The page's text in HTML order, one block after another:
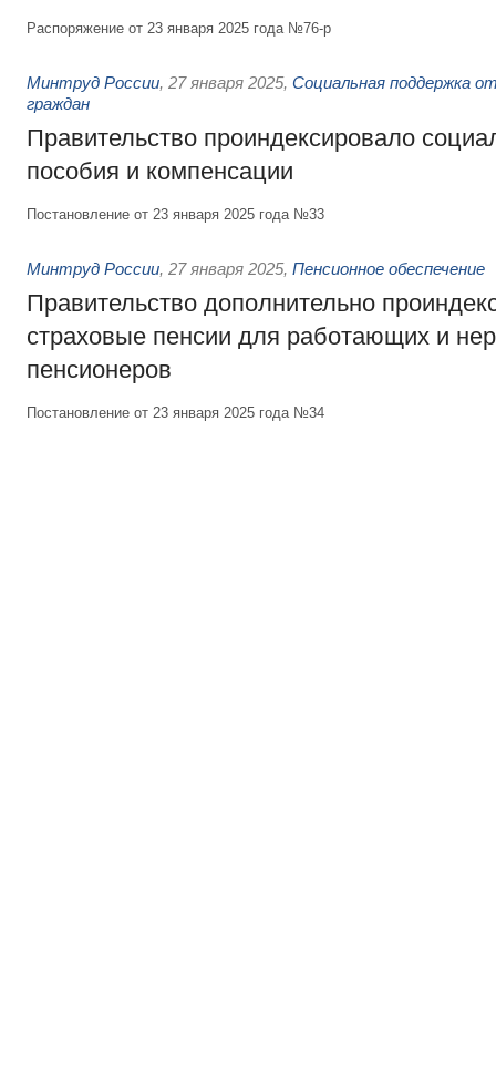
Распоряжение от 23 января 2025 года №76-р
Минтруд России, 27 января 2025, Социальная поддержка
граждан
Правительство проиндексировало
пособия и компенсации
Постановление от 23 января 2025 года №33
Минтруд России, 27 января 2025, Пенсионное обеспечение
Правительство дополнительно
страховые пенсии для работающих и
пенсионеров
Постановление от 23 января 2025 года №34